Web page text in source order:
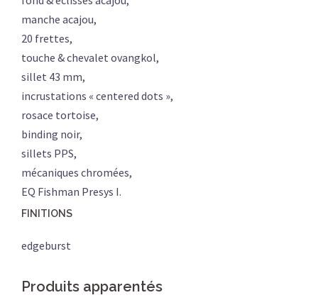
manche acajou,
20 frettes,
touche & chevalet ovangkol,
sillet 43 mm,
incrustations « centered dots »,
rosace tortoise,
binding noir,
sillets PPS,
mécaniques chromées,
EQ Fishman Presys I.
FINITIONS
edgeburst
Produits apparentés